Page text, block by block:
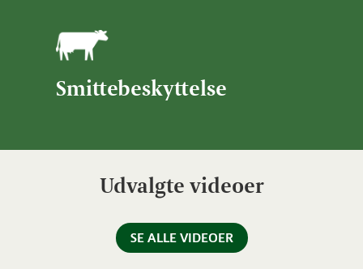
Smittebeskyttelse
Udvalgte videoer
SE ALLE VIDEOER